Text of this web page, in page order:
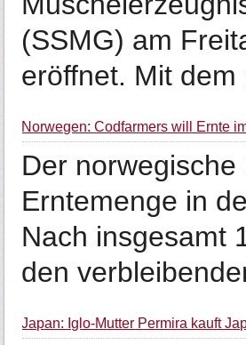
(SSMG) am
eröffnet. Mit
Norwegen: Codfarmers will Ernte
Der
Erntemenge in
Nach insgesamt
den
Japan: Iglo-Mutter Permira kauft